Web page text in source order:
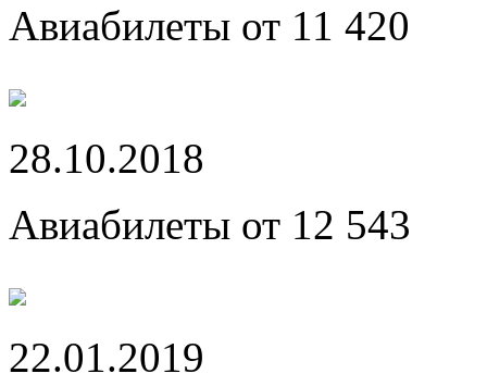
Авиабилеты от 11 420
28.10.2018
Авиабилеты от 12 543
22.01.2019